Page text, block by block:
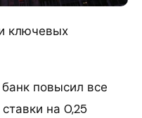
ключевых
повысил все
на 0,25